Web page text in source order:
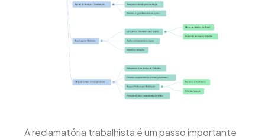
A reclamatória trabalhista é um passo importante